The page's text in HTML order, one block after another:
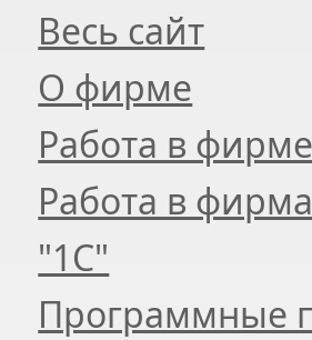
Весь сайт
О фирме
Работа в
Работа в
"1С"
Программные